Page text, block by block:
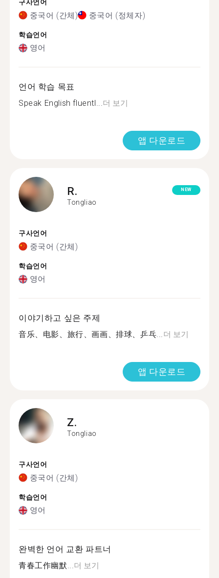
구사언어
중국어 (간체) 중국어 (정체자)
학습언어
영어
언어 학습 목표
Speak English fluentl...더 보기
앱 다운로드
R.
Tongliao
NEW
구사언어
중국어 (간체)
학습언어
영어
이야기하고 싶은 주제
音乐、电影、旅行、画画、排球、乒乓...더 보기
앱 다운로드
Z.
Tongliao
구사언어
중국어 (간체)
학습언어
영어
완벽한 언어 교환 파트너
青春工作幽默...더 보기